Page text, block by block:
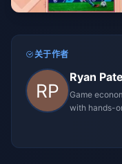
关于作者
Ryan
Game
with hands-